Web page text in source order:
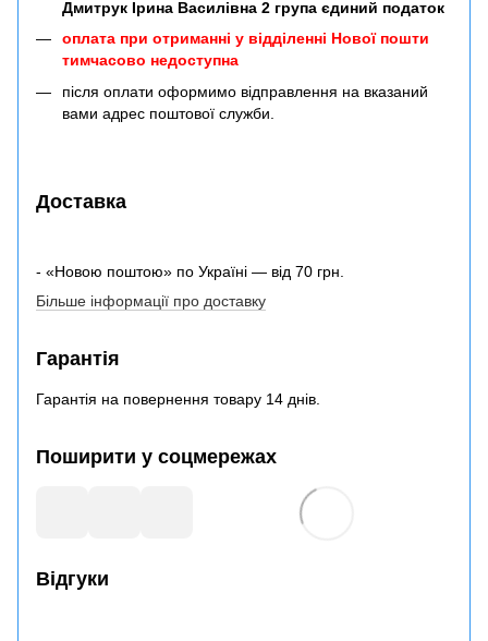
Дмитрук Ірина Василівна 2 група єдиний податок
оплата при отриманні у відділенні Нової пошти
тимчасово недоступна
після оплати оформимо відправлення на вказаний
вами адрес поштової служби.
Доставка
- «Новою поштою» по Україні — від 70 грн.
Більше інформації про доставку
Гарантія
Гарантія на повернення товару 14 днів.
Поширити у соцмережах
Відгуки